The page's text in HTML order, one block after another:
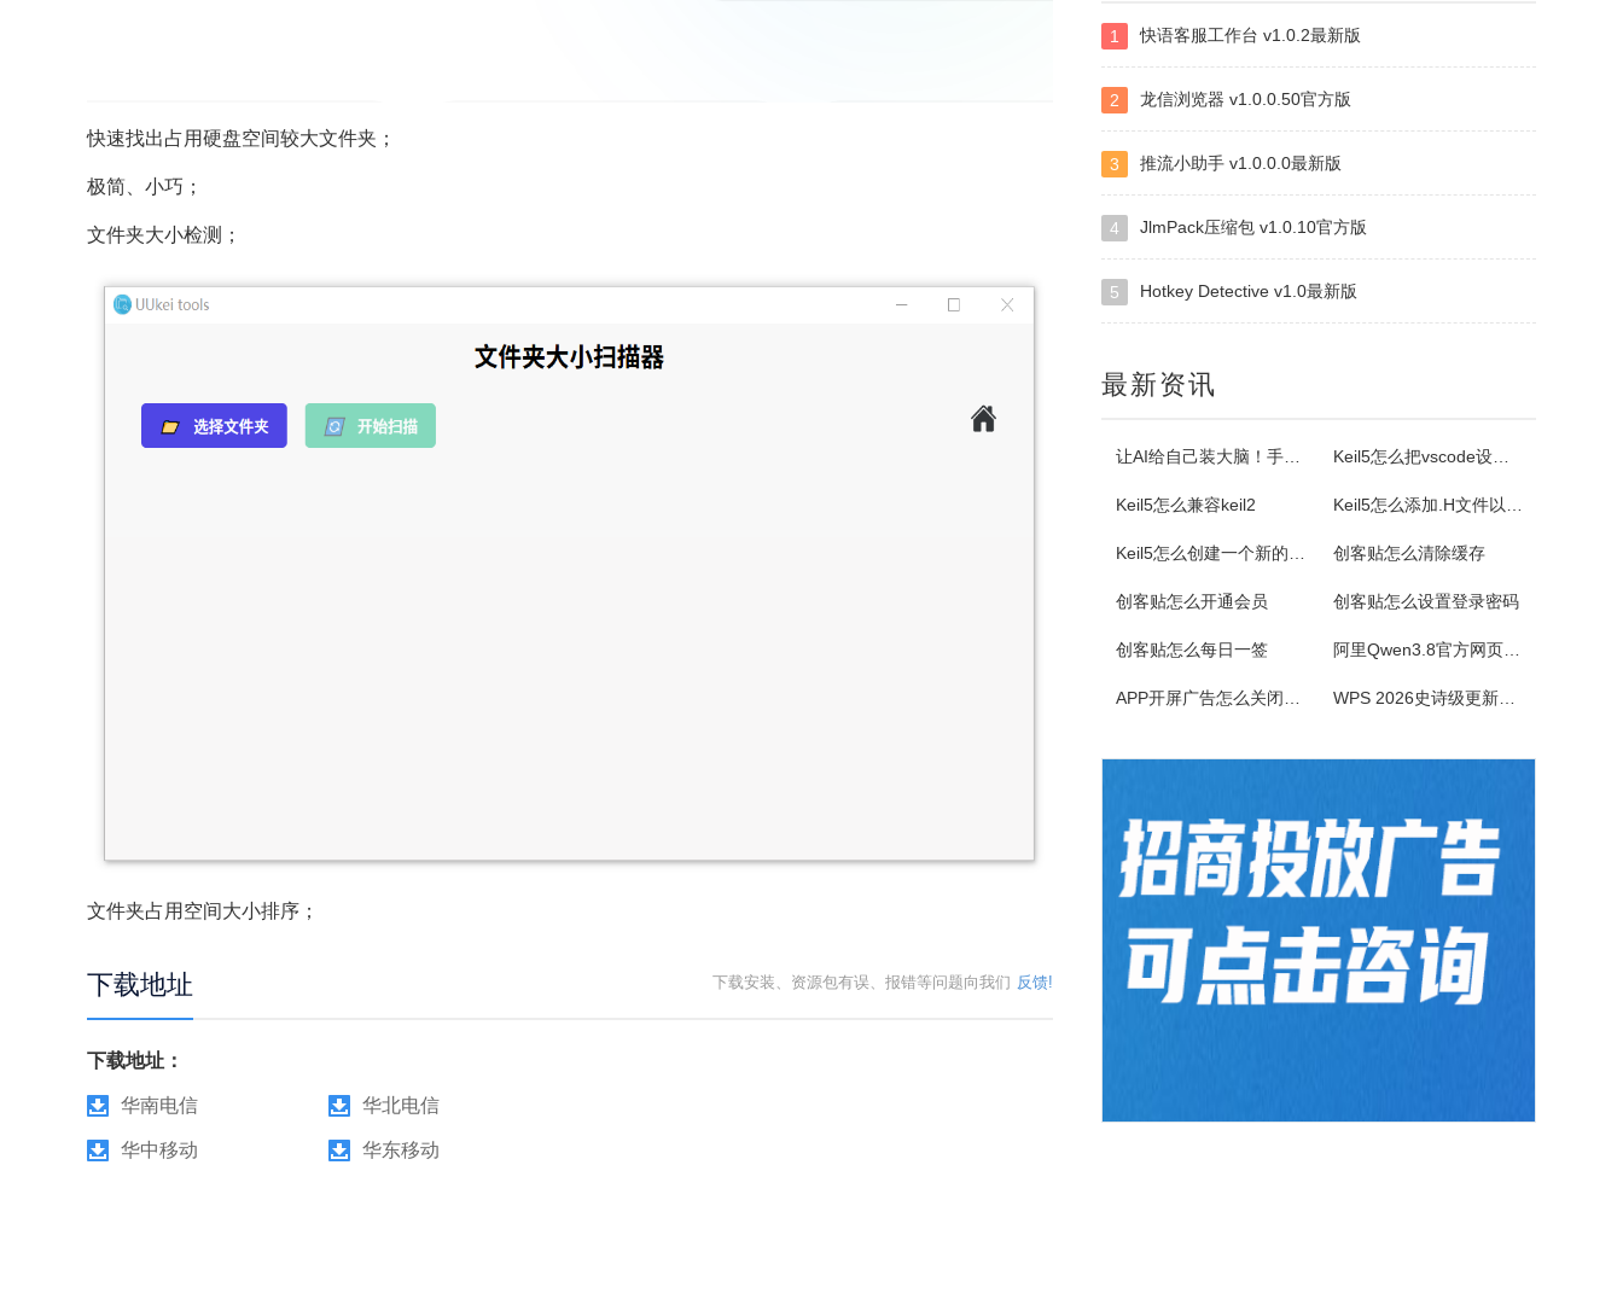
快速找出占用硬盘空间较大文件夹；
极简、小巧；
文件夹大小检测；
文件夹占用空间大小排序；
下载地址 下载安装、资源包有误、报错等问题向我们 反馈!
下载地址：
华南电信 华北电信
华中移动 华东移动
格尔维一键建站软件
Offline Commander
OfflineCommander是一个网页抓取工具，支持FILE、HTTP、HTTPS、FTP协议和Proxy，还可以对抓取回来的网页资料做关键字、网址、标题、内文、文件大小、格式、文件修改日期等检索设置。
AiPPT专家
1 快语客服工作台 v1.0.2最新版
2 龙信浏览器 v1.0.0.50官方版
3 推流小助手 v1.0.0.0最新版
4 JlmPack压缩包 v1.0.10官方版
5 Hotkey Detective v1.0最新版
最新资讯
让AI给自己装大脑！手把手教你学会安装使用Agent Skill Keil5怎么把vscode设置外部编辑器
Keil5怎么兼容keil2 Keil5怎么添加.H文件以及Keil5添加.H文件的方法
Keil5怎么创建一个新的51单片机项目 创客贴怎么清除缓存
创客贴怎么开通会员 创客贴怎么设置登录密码
创客贴怎么每日一签 阿里Qwen3.8官方网页版入口
APP开屏广告怎么关闭？3招彻底关闭跳转 WPS 2026史诗级更新！重构存储管理，深度融合AI应用